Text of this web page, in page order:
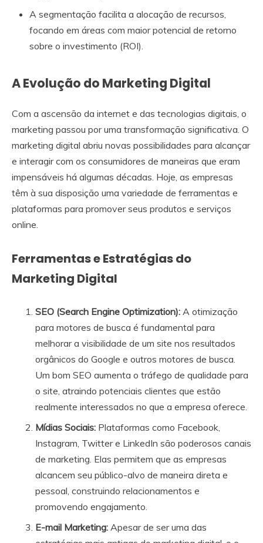
A segmentação facilita a alocação de recursos,
focando em áreas com maior potencial de retorno
sobre o investimento (ROI).
A Evolução do Marketing Digital
Com a ascensão da internet e das tecnologias digitais, o
marketing passou por uma transformação significativa. O
marketing digital abriu novas possibilidades para alcançar
e interagir com os consumidores de maneiras que eram
impensáveis há algumas décadas. Hoje, as empresas
têm à sua disposição uma variedade de ferramentas e
plataformas para promover seus produtos e serviços
online.
Ferramentas e Estratégias do
Marketing Digital
SEO (Search Engine Optimization): A otimização
para motores de busca é fundamental para
melhorar a visibilidade de um site nos resultados
orgânicos do Google e outros motores de busca.
Um bom SEO aumenta o tráfego de qualidade para
o site, atraindo potenciais clientes que estão
realmente interessados no que a empresa oferece.
Mídias Sociais: Plataformas como Facebook,
Instagram, Twitter e LinkedIn são poderosos canais
de marketing. Elas permitem que as empresas
alcancem seu público-alvo de maneira direta e
pessoal, construindo relacionamentos e
promovendo engajamento.
E-mail Marketing: Apesar de ser uma das